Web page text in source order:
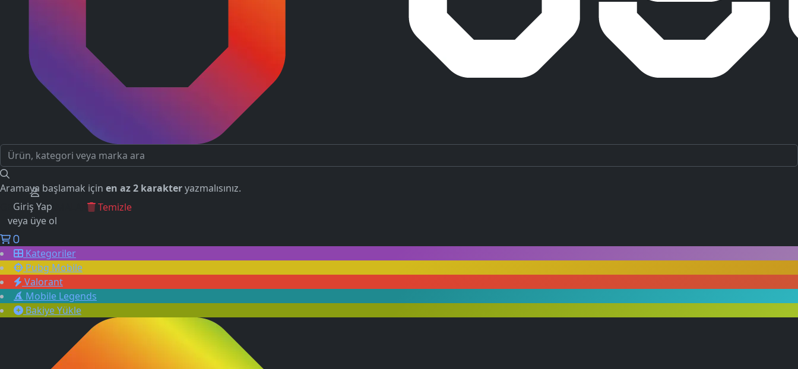
Aramaya başlamak için en az 2 karakteryazmalısınız.
GEÇMİŞ ARAMALAR
Temizle
Giriş Yap
veya üye ol
0
Kategoriler
Pubg Mobile
Valorant
Mobile Legends
Bakiye Yükle